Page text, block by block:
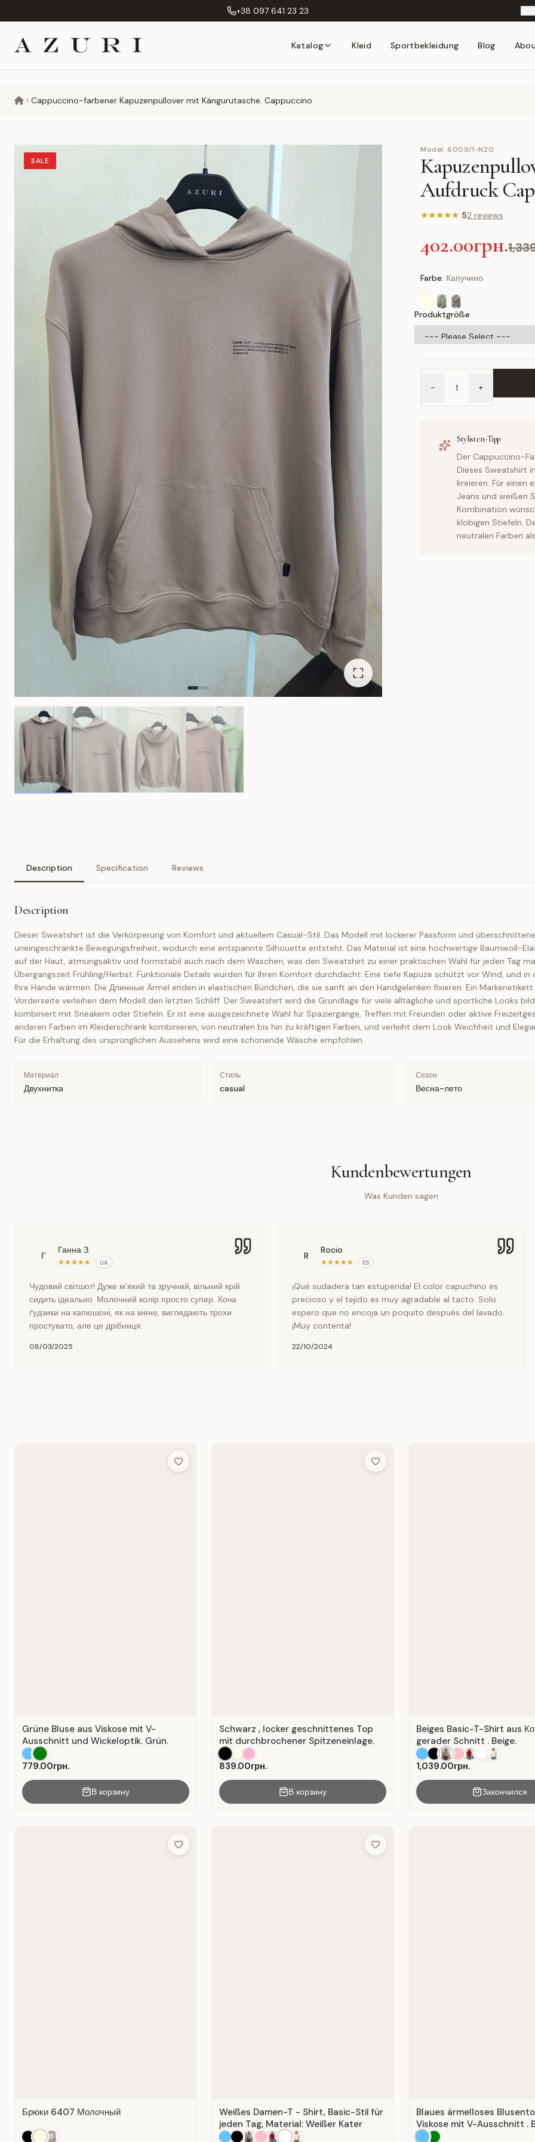
+38 097 641 23 23
Katalog Kleid Sportbekleidung Blog
Cappuccino-farbener Kapuzenpullover mit Kängurutasche. Cappuccino
SALE
Model: 6009/1-N20
Aufdruck
★★★★★ 52 reviews
402.00грн.
Farbe: Капучино
Produktgröße
- +
Stylisten-Tipp
Der Cappuccino-
Dieses Sweatshirt
kreieren. Für einen
Jeans und weißen
Kombination
klobigen Stiefeln.
neutralen Farben
Description Specification Reviews
Description
Dieser Sweatshirt ist die Verkörperung von Komfort und aktuellem Casual-Stil. Das Modell mit lockerer Passform und
uneingeschränkte Bewegungsfreiheit, wodurch eine entspannte Silhouette entsteht. Das Material ist eine hochwertige Baumwoll-
auf der Haut, atmungsaktiv und formstabil auch nach dem Waschen, was den Sweatshirt zu einer praktischen Wahl für jeden Tag
Übergangszeit Frühling/Herbst. Funktionale Details wurden für Ihren Komfort durchdacht: Eine tiefe Kapuze schützt vor Wind, und
Ihre Hände wärmen. Die Длинные Ärmel enden in elastischen Bündchen, die sie sanft an den Handgelenken fixieren. Ein
Vorderseite verleihen dem Modell den letzten Schliff. Der Sweatshirt wird die Grundlage für viele alltägliche und sportliche Looks
kombiniert mit Sneakern oder Stiefeln. Er ist eine ausgezeichnete Wahl für Spaziergänge, Treffen mit Freunden oder aktive
anderen Farben im Kleiderschrank kombinieren, von neutralen bis hin zu kräftigen Farben, und verleiht dem Look Weichheit und
Für die Erhaltung des ursprünglichen Aussehens wird eine schonende Wäsche empfohlen.
Материал
Двухнитка
Стиль
casual
Сезон
Весна-лето
Kundenbewertungen
Was Kunden sagen
Г
Ганна З.
★★★★★ UA
Чудовий світшот! Дуже м'який та зручний, вільний крій
сидить ідеально. Молочний колір просто супер. Хоча
ґудзики на капюшоні, як на мене, виглядають трохи
простувато, але це дрібниця.
08/03/2025
R
Rocio
★★★★★ ES
¡Qué sudadera tan estupenda! El color capuchino es
precioso y el tejido es muy agradable al tacto. Solo
espero que no encoja un poquito después del lavado.
¡Muy contenta!
22/10/2024
Add to Wish List
Grüne Bluse aus Viskose mit V-
Ausschnitt und Wickeloptik. Grün.
779.00грн.
В корзину
Add to Wish List
Schwarz , locker geschnittenes Top
mit durchbrochener Spitzeneinlage.
839.00грн.
В корзину
Beiges Basic-T-Shirt aus
gerader Schnitt . Beige.
1,039.00грн.
Закончился
Add to Wish List
Брюки 6407 Молочный
Add to Wish List
Weißes Damen-T - Shirt, Basic-Stil für
jeden Tag, Material: Weißer Kater
Blaues ärmelloses
Viskose mit V-Ausschnitt .